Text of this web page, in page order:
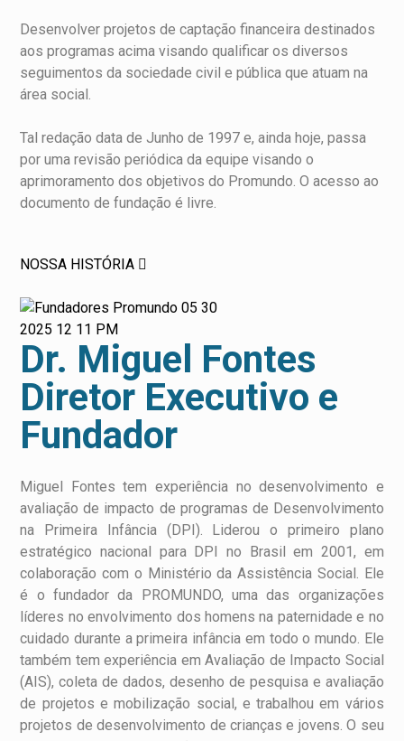
Desenvolver projetos de captação financeira destinados
aos programas acima visando qualificar os diversos
seguimentos da sociedade civil e pública que atuam na
área social.
Tal redação data de Junho de 1997 e, ainda hoje, passa
por uma revisão periódica da equipe visando o
aprimoramento dos objetivos do Promundo. O acesso ao
documento de fundação é livre.
NOSSA HISTÓRIA
Dr. Miguel Fontes
Diretor Executivo e
Fundador
Miguel Fontes tem experiência no desenvolvimento e
avaliação de impacto de programas de Desenvolvimento
na Primeira Infância (DPI). Liderou o primeiro plano
estratégico nacional para DPI no Brasil em 2001, em
colaboração com o Ministério da Assistência Social. Ele
é o fundador da PROMUNDO, uma das organizações
líderes no envolvimento dos homens na paternidade e no
cuidado durante a primeira infância em todo o mundo. Ele
também tem experiência em Avaliação de Impacto Social
(AIS), coleta de dados, desenho de pesquisa e avaliação
de projetos e mobilização social, e trabalhou em vários
projetos de desenvolvimento de crianças e jovens. O seu